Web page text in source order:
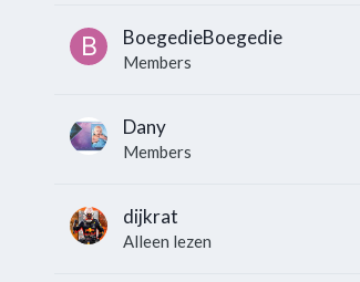
BoegedieBoegedie
Members
Dany
Members
dijkrat
Alleen lezen